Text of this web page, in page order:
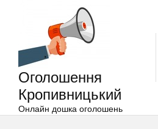
Оголошення
Кропивницький
Онлайн дошка оголошень